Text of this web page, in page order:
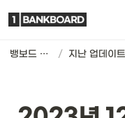
뱅보드 차트 /